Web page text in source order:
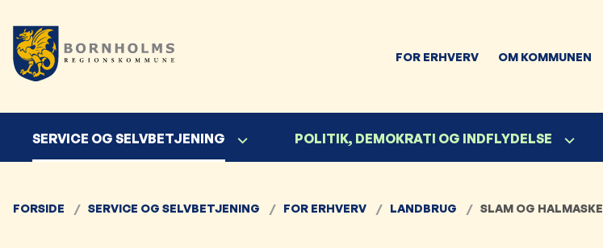
FOR ERHVERV OM KOMMUNEN
SERVICE OG SELVBETJENING POLITIK, DEMOKRATI OG INDFLYDELSE
FORSIDE SERVICE OG SELVBETJENING FOR ERHVERV LANDBRUG SLAM OG HALMASKE